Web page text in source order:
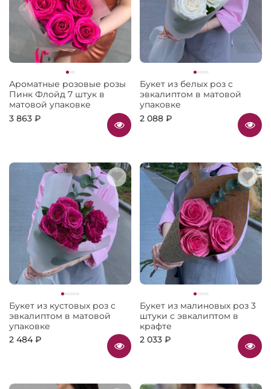
Ароматные розовые розы
Пинк Флойд 7 штук в
матовой упаковке
3 863 ₽
Букет из белых роз с
эвкалиптом в матовой
упаковке
2 088 ₽
Букет из кустовых роз с
эвкалиптом в матовой
упаковке
2 484 ₽
Букет из малиновых роз 3
штуки с эвкалиптом в
крафте
2 033 ₽